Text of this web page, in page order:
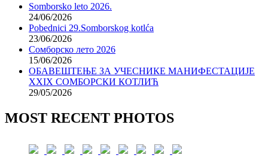
Somborsko leto 2026.
24/06/2026
Pobednici 29.Somborskog kotlća
23/06/2026
Сомборско лето 2026
15/06/2026
ОБАВЕШТЕЊЕ ЗА УЧЕСНИКЕ МАНИФЕСТАЦИЈЕ
XXIX СОМБОРСКИ КОТЛИЋ
29/05/2026
MOST RECENT PHOTOS